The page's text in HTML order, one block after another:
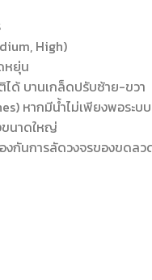
High)
หยุ่น
ได้ บานเกล็ดปรับซ้าย-ขวา
หากมีน้ำไม่เพียงพอระ
ขนาดใหญ่
กันการลัดวงจรของขดลว